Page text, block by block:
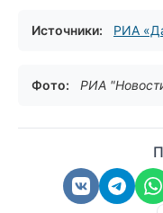
Источники: РИА
Фото: РИА